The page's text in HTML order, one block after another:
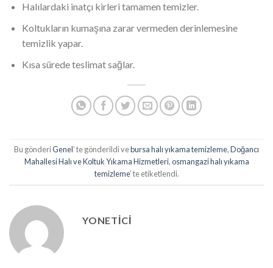
Halılardaki inatçı kirleri tamamen temizler.
Koltukların kumaşına zarar vermeden derinlemesine
temizlik yapar.
Kısa sürede teslimat sağlar.
Bu gönderiGenel’ te gönderildi vebursa halı yıkama temizleme,Doğancı
Mahallesi Halı ve Koltuk Yıkama Hizmetleri,osmangazi halı yıkama
temizleme’ te etiketlendi.
YONETICI